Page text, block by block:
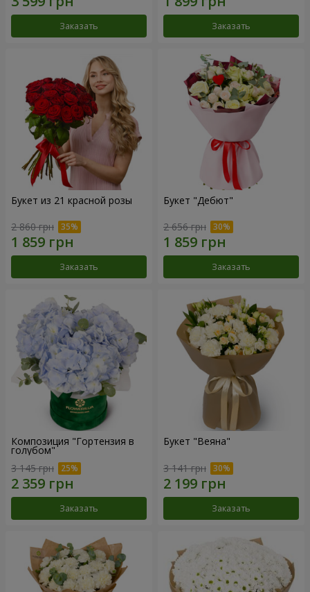
Заказать Заказать
Букет из 21 красной розы
2 860 грн
Заказать
Букет "Дебют"
2 656 грн
Заказать
Композиция "Гортензия в
голубом"
3 145 грн
Заказать
Букет "Веяна"
3 141 грн
Заказать